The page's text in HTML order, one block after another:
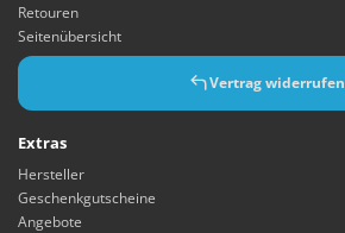
Retouren
Seitenübersicht
Vertrag widerrufen
Extras
Hersteller
Geschenkgutscheine
Angebote